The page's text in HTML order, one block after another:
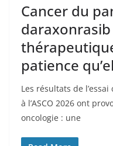
Cancer du
patience
Les résultats de
à l’ASCO 2026 ont
oncologie : une